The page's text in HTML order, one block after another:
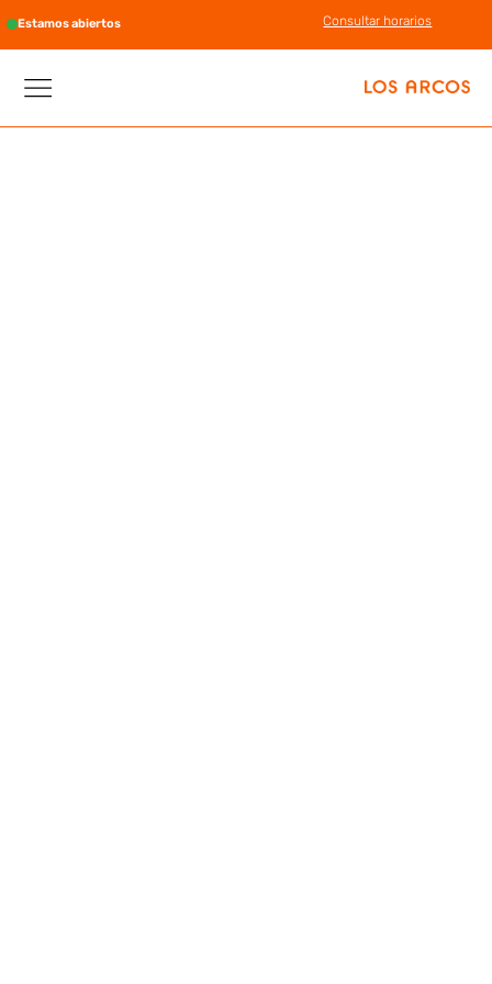
Estamos abiertos Consultar horarios